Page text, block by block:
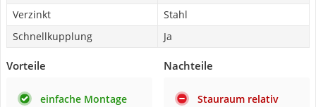
Verzinkt
Stahl
Schnellkupplung
Ja
Vorteile
einfache Montage
Nachteile
Stauraum relativ